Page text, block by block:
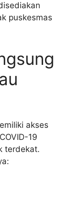
puskesmas
akses
19
terdekat.